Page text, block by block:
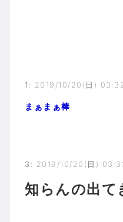
1 : 2019/10/20(日)
まぁまぁ棒
3 : 2019/10/20(日)
知らんの出て